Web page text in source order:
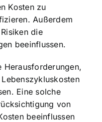
Kosten zu
Außerdem
die
beeinflussen.
Herausforderungen,
Eine solche
von
beeinflussen